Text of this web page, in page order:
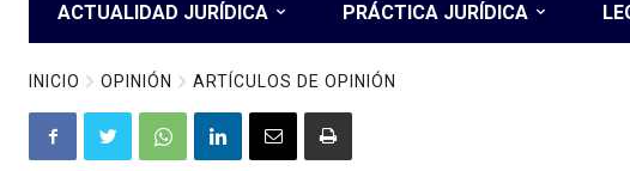
ACTUALIDAD JURÍDICA PRÁCTICA JURÍDICA
INICIO OPINIÓN ARTÍCULOS DE OPINIÓN